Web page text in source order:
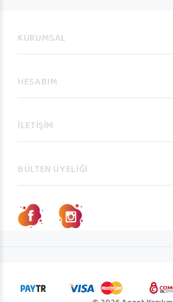
KURUMSAL
HESABIM
İLETİŞİM
BÜLTEN ÜYELİĞİ